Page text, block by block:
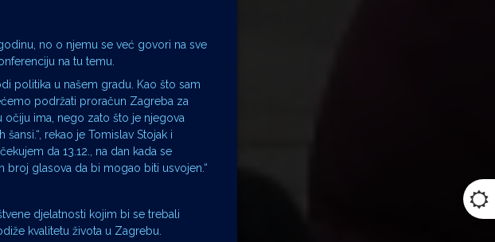
no o njemu se već govori na sve
na tu temu.
politika u našem gradu. Kao što sam
podržati proračun Zagreba za
očiju ima, nego zato što je njegova
rekao je Tomislav Stojak i
da 13.12., na dan kada se
glasova da bi mogao biti usvojen.“
djelatnosti kojim bi se trebali
kvalitetu života u Zagrebu.